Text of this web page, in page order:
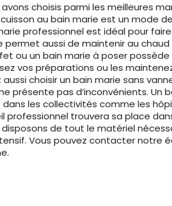
choisis parmi les meilleures
au bain marie est un mode
professionnel est idéal pour
aussi de maintenir au
ou un bain marie à poser
vos préparations ou les
choisir un bain marie sans
présente pas d’inconvénients. Un
les collectivités comme les
trouvera sa place
de tout le matériel
Vous pouvez contacter notre